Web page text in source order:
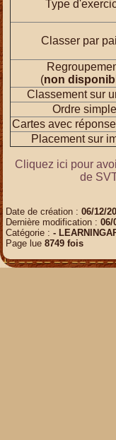
Type
Classer par
(non
Classement sur
Ordre simple
Cartes avec
Placement sur
Cliquez ici pour
de
Date de création : 06/12/
Dernière modification : 06/
Catégorie : -
Page lue 8749 fois